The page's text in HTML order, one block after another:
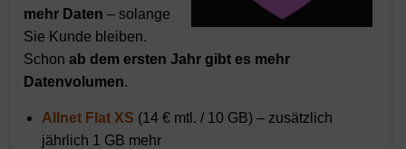
mehr Daten – solange
Sie Kunde bleiben.
Schon ab dem ersten Jahr gibt es mehr
Datenvolumen.
Allnet Flat XS (14 € mtl. / 10 GB) – zusätzlich
jährlich 1 GB mehr